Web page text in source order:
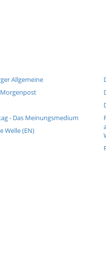
Allgemeine
- Das Meinungsmedium
Welle (EN)